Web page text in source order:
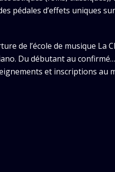
pédales d’effets uniques
de l’école de musique La
Du débutant au
et inscriptions au